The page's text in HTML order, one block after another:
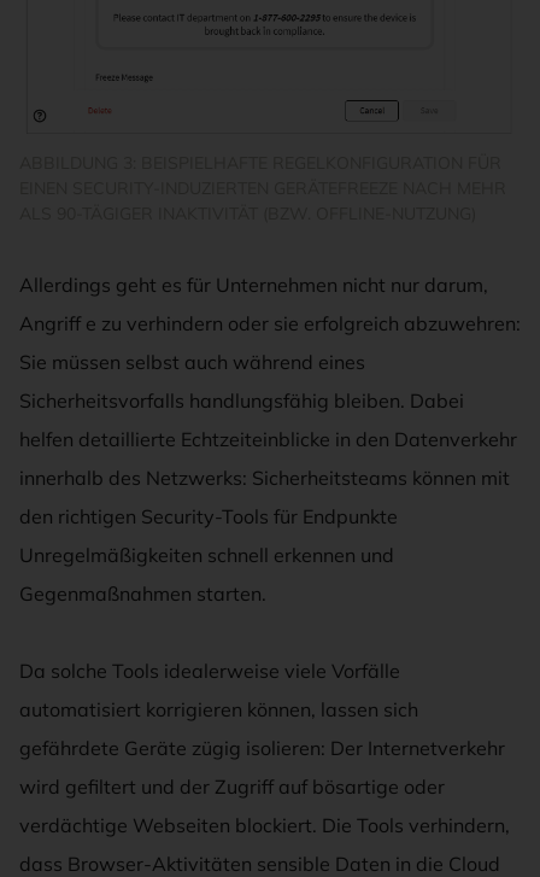
Allerdings geht es für Unternehmen nicht nur darum,
Angriff e zu verhindern oder sie erfolgreich abzuwehren:
Sie müssen selbst auch während eines
Sicherheitsvorfalls handlungsfähig bleiben. Dabei
helfen detaillierte Echtzeiteinblicke in den Datenverkehr
innerhalb des Netzwerks: Sicherheitsteams können mit
den richtigen Security-Tools für Endpunkte
Unregelmäßigkeiten schnell erkennen und
Gegenmaßnahmen starten.
Da solche Tools idealerweise viele Vorfälle
automatisiert korrigieren können, lassen sich
gefährdete Geräte zügig isolieren: Der Internetverkehr
wird gefiltert und der Zugriff auf bösartige oder
verdächtige Webseiten blockiert. Die Tools verhindern,
dass Browser-Aktivitäten sensible Daten in die Cloud